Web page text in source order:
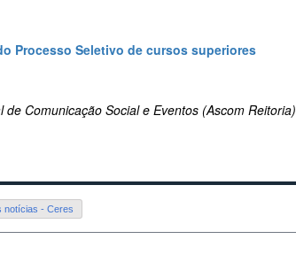
Processo Seletivo de cursos superiores
de Comunicação Social e Eventos (Ascom Reitoria)
notícias - Ceres